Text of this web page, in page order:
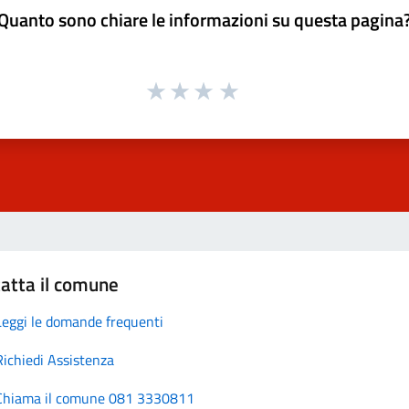
sono chiare le informazioni su questa
il comune
le domande frequenti
Assistenza
il comune 081 3330811